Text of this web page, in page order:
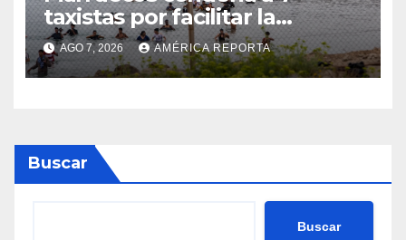
taxistas por facilitar la
migración irregular hacia
Ceuta
AGO 7, 2026 AMÉRICA REPORTA
Buscar
Buscar